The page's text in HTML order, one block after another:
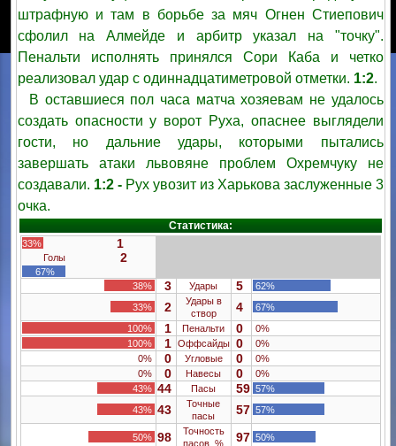
штрафную и там в борьбе за мяч Огнен Стиепович
сфолил на Алмейде и арбитр указал на "точку".
Пенальти исполнять принялся Сори Каба и четко
реализовал удар с одиннадцатиметровой отметки. 1:2.
В оставшиеся пол часа матча хозяевам не удалось
создать опасности у ворот Руха, опаснее выглядели
гости, но дальние удары, которыми пытались
завершать атаки львовяне проблем Охремчуку не
создавали. 1:2 - Рух увозит из Харькова заслуженные 3
очка.
Статистика:
33% 1
Голы 2
67%
38%
3 Удары 5
62%
33%
2
Удары в
створ
4
67%
100%
1 Пенальти 0
0%
100%
1 Оффсайды 0
0%
0%
0 Угловые 0
0%
0%
0 Навесы 0
0%
43% 44 Пасы 59 57%
43% 43
Точные
пасы
57 57%
50% 98
Точность
пасов, %
97 50%